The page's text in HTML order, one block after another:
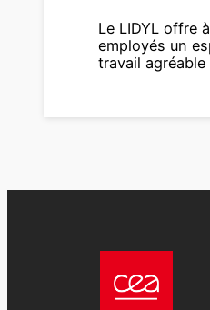
Le LIDYL offre
employés un
travail